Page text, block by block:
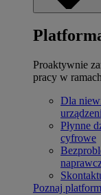
Proaktywnie
pracy w
Dla
Płynne
cyfrowe
Poznaj